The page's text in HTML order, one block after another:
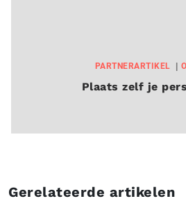
PARTNERARTIKEL
Plaats zelf je
Gerelateerde artikelen